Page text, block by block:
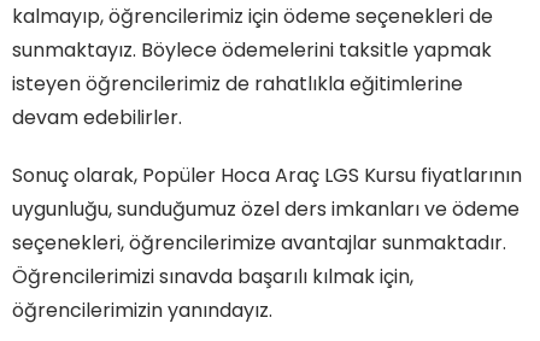
kalmayıp, öğrencilerimiz için ödeme seçenekleri de
sunmaktayız. Böylece ödemelerini taksitle yapmak
isteyen öğrencilerimiz de rahatlıkla eğitimlerine
devam edebilirler.
Sonuç olarak, Popüler Hoca Araç LGS Kursu fiyatlarının
uygunluğu, sunduğumuz özel ders imkanları ve ödeme
seçenekleri, öğrencilerimize avantajlar sunmaktadır.
Öğrencilerimizi sınavda başarılı kılmak için,
öğrencilerimizin yanındayız.